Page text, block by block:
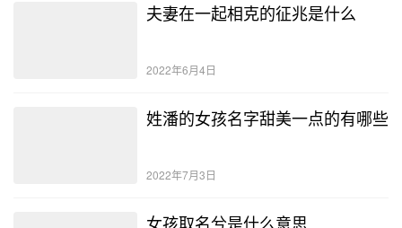
夫妻在一起相克的征兆是什么
2022年6月4日
姓潘的女孩名字甜美一点的有哪些
2022年7月3日
女孩取名兮是什么意思